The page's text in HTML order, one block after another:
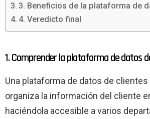
3. Beneficios de la plataforma de
4. Veredicto final
1. Comprender la plataforma de datos
Una plataforma de datos de
organiza la información del cliente
haciéndola accesible a varios